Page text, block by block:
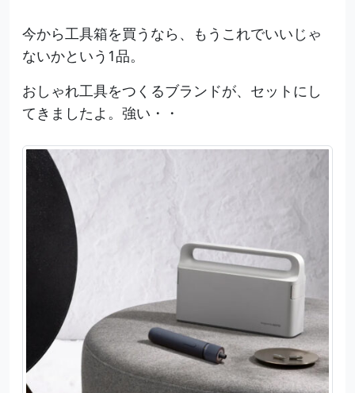
今から工具箱を買うなら、もうこれでいいじゃ
ないかという1品。
おしゃれ工具をつくるブランドが、セットにし
てきましたよ。強い・・